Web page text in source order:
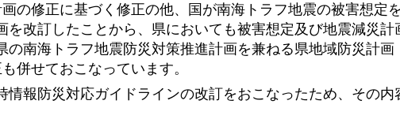
の修正に基づく修正の他、国が南海トラフ地震の被害想定
を改訂したことから、県においても被害想定及び地震減災計
の南海トラフ地震防災対策推進計画を兼ねる県地域防災計画
併せておこなっています。
情報防災対応ガイドラインの改訂をおこなったため、その内